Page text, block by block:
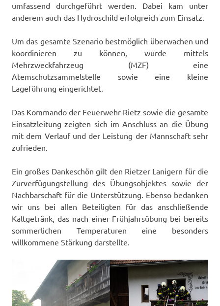
umfassend durchgeführt werden. Dabei kam unter
anderem auch das Hydroschild erfolgreich zum Einsatz.
Um das gesamte Szenario bestmöglich überwachen und
koordinieren zu können, wurde mittels
Mehrzweckfahrzeug (MZF) eine
Atemschutzsammelstelle sowie eine kleine
Lageführung eingerichtet.
Das Kommando der Feuerwehr Rietz sowie die gesamte
Einsatzleitung zeigten sich im Anschluss an die Übung
mit dem Verlauf und der Leistung der Mannschaft sehr
zufrieden.
Ein großes Dankeschön gilt den Rietzer Lanigern für die
Zurverfügungstellung des Übungsobjektes sowie der
Nachbarschaft für die Unterstützung. Ebenso bedanken
wir uns bei allen Beteiligten für das anschließende
Kaltgetränk, das nach einer Frühjahrsübung bei bereits
sommerlichen Temperaturen eine besonders
willkommene Stärkung darstellte.